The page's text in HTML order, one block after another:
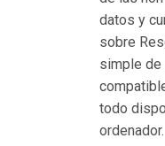
datos y
sobre
simple de
todo
ordenador.
н
о
в
И
н
т
е